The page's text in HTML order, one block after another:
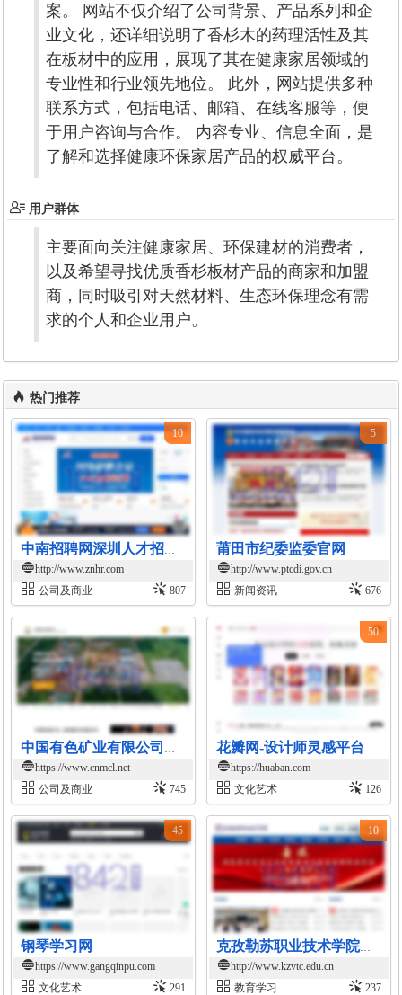
案。 网站不仅介绍了公司背景、产品系列和企
业文化，还详细说明了香杉木的药理活性及其
在板材中的应用，展现了其在健康家居领域的
专业性和行业领先地位。 此外，网站提供多种
联系方式，包括电话、邮箱、在线客服等，便
于用户咨询与合作。 内容专业、信息全面，是
了解和选择健康环保家居产品的权威平台。
用户群体
主要面向关注健康家居、环保建材的消费者，
以及希望寻找优质香杉板材产品的商家和加盟
商，同时吸引对天然材料、生态环保理念有需
求的个人和企业用户。
热门推荐
中南招聘网深圳人才招聘频道
http://www.znhr.com
公司及商业
807
10
莆田市纪委监委官网
http://www.ptcdi.gov.cn
新闻资讯
676
5
https://www.cnmcl.net
公司及商业
745
花瓣网-设计师灵感平台
https://huaban.com
文化艺术
126
50
钢琴学习网
https://www.gangqinpu.com
文化艺术
291
45
克孜勒苏职业技术学院官网
http://www.kzvtc.edu.cn
教育学习
237
10